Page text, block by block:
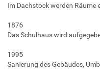
Im Dachstock werden Räume
1876
Das Schulhaus wird
1995
Sanierung des Gebäudes,